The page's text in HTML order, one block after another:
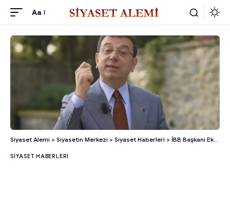
Aa
Siyaset Alemi > Siyasetin Merkezi > Siyaset Haberleri > İBB Başkanı Ekrem İmamoğlu İfade Vermek İçin Adliyede!
SIYASET HABERLERI